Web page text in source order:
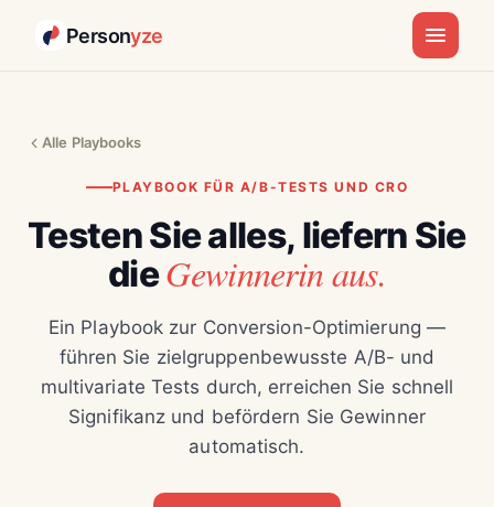
Personyze
Alle Playbooks
PLAYBOOK FÜR A/B-TESTS UND CRO
Testen Sie alles, liefern Sie
dieGewinnerin aus.
Ein Playbook zur Conversion-Optimierung —
führen Sie zielgruppenbewusste A/B- und
multivariate Tests durch, erreichen Sie schnell
Signifikanz und befördern Sie Gewinner
automatisch.